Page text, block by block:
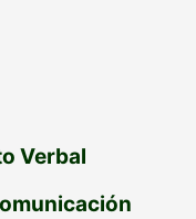
Verbal